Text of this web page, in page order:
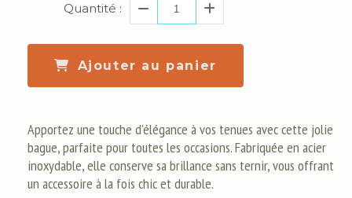
Quantité :
Ajouter au panier
Apportez une touche d'élégance à vos tenues avec cette jolie
bague, parfaite pour toutes les occasions. Fabriquée en acier
inoxydable, elle conserve sa brillance sans ternir, vous offrant
un accessoire à la fois chic et durable.